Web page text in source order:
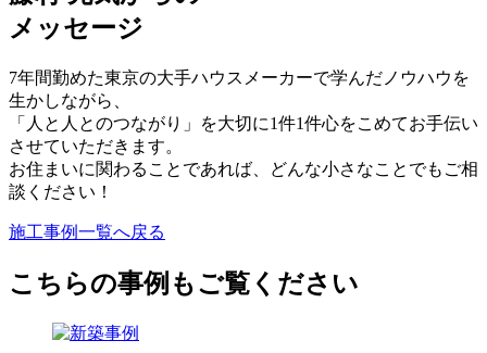
メッセージ
7年間勤めた東京の大手ハウスメーカーで学んだノウハウを
生かしながら、
「人と人とのつながり」を大切に1件1件心をこめてお手伝い
させていただきます。
お住まいに関わることであれば、どんな小さなことでもご相
談ください！
施工事例一覧へ戻る
こちらの事例もご覧ください